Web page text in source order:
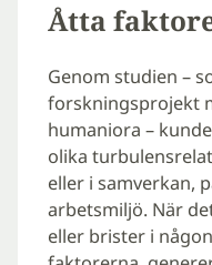
Åtta
Genom studien –
forskningsprojekt
humaniora –
olika
eller i samverkan,
arbetsmiljö. När
eller brister i